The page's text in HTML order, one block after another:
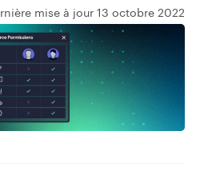
mise à jour 13 octobre 2022